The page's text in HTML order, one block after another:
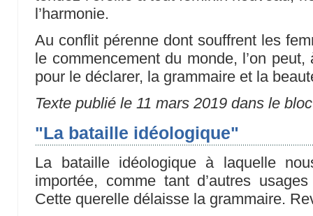
l’harmonie.
Au conflit pérenne dont souffrent les
le commencement du monde, l’on peut,
pour le déclarer, la grammaire et la
Texte publié le 11 mars 2019 dans le
"La bataille idéologique"
La bataille idéologique à laquelle
importée, comme tant d’autres
Cette querelle délaisse la grammaire.